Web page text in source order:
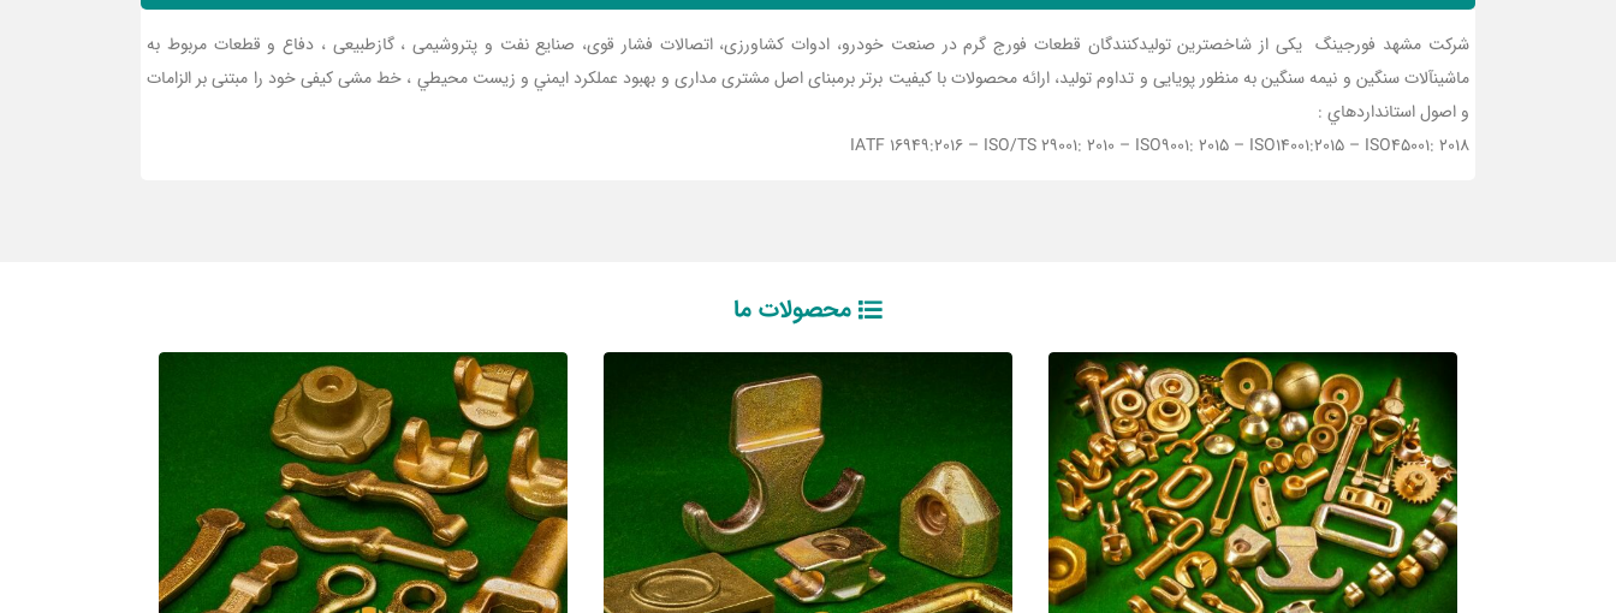
شرکت مشهد فورجینگ یکی از شاخص‏ترین تولیدکنندگان قطعات فورج گرم در صنعت خودرو، ادوات کشاورزی، اتصالات فشار قوی، صنایع نفت و پتروشیمی ، گازطبیعی ، دفاع و قطعات مربوط به
ماشین‏آلات سنگین و نیمه سنگین به منظور پویایی و تداوم تولید، ارائه محصولات با کیفیت برتر برمبنای اصل مشتری مداری و بهبود عملكرد ايمني و زيست محيطي ، خط مشی کیفی خود را مبتنی بر الزامات
و اصول استانداردهاي :
IATF 16949:2016 – ISO/TS 29001: 2010 – ISO9001: 2015 – ISO14001:2015 – ISO45001: 2018
محصولات ما